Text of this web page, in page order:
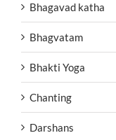
Bhagavad katha
Bhagvatam
Bhakti Yoga
Chanting
Darshans